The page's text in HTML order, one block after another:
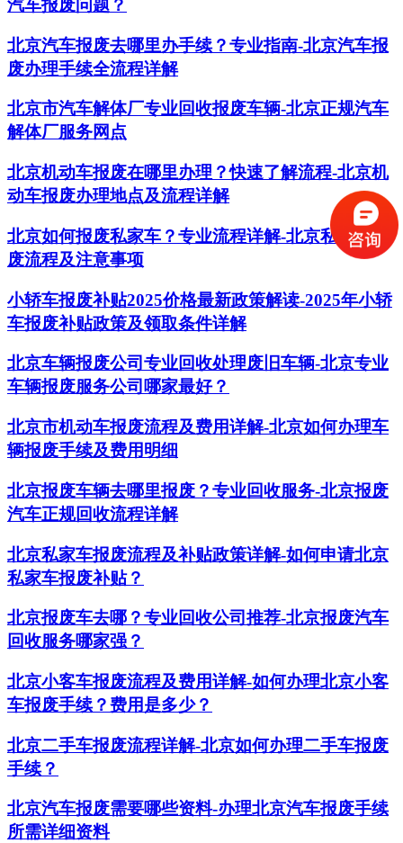
汽车报废问题？
北京汽车报废去哪里办手续？专业指南-北京汽车报
废办理手续全流程详解
北京市汽车解体厂专业回收报废车辆-北京正规汽车
解体厂服务网点
北京机动车报废在哪里办理？快速了解流程-北京机
动车报废办理地点及流程详解
北京如何报废私家车？专业流程详解-北京私家车报
废流程及注意事项
小轿车报废补贴2025价格最新政策解读-2025年小轿
车报废补贴政策及领取条件详解
北京车辆报废公司专业回收处理废旧车辆-北京专业
车辆报废服务公司哪家最好？
北京市机动车报废流程及费用详解-北京如何办理车
辆报废手续及费用明细
北京报废车辆去哪里报废？专业回收服务-北京报废
汽车正规回收流程详解
北京私家车报废流程及补贴政策详解-如何申请北京
私家车报废补贴？
北京报废车去哪？专业回收公司推荐-北京报废汽车
回收服务哪家强？
北京小客车报废流程及费用详解-如何办理北京小客
车报废手续？费用是多少？
北京二手车报废流程详解-北京如何办理二手车报废
手续？
北京汽车报废需要哪些资料-办理北京汽车报废手续
所需详细资料